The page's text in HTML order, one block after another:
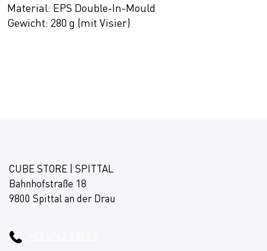
Material: EPS Double-In-Mould
Gewicht: 280 g (mit Visier)
CUBE STORE | SPITTAL
Bahnhofstraße 18
9800 Spittal an der Drau